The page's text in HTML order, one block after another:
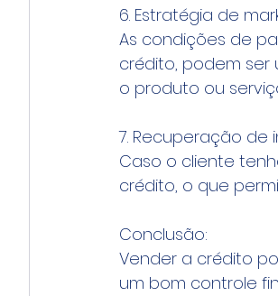
6. Estratégia de
As condições de
crédito, podem
o produto ou
7. Recuperação de
Caso o cliente
crédito, o que
Conclusão:
Vender a crédito
um bom controle